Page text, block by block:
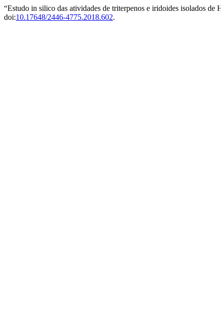
“Estudo in silico das atividades de triterpenos e iridoides isolados
doi:10.17648/2446-4775.2018.602.